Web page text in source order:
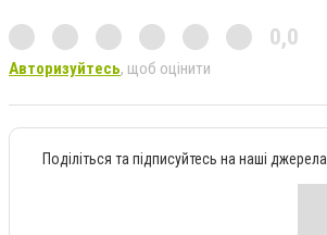
0,0
Авторизуйтесь, щоб оцінити
Поділіться та підписуйтесь на наші джерела